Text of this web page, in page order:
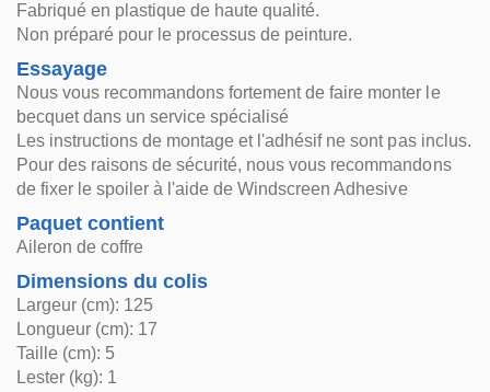
Fabriqué en plastique de haute qualité.
Non préparé pour le processus de peinture.
Essayage
Nous vous recommandons fortement de faire monter le
becquet dans un service spécialisé
Les instructions de montage et l'adhésif ne sont pas inclus.
Pour des raisons de sécurité, nous vous recommandons
de fixer le spoiler à l'aide de Windscreen Adhesive
Paquet contient
Aileron de coffre
Dimensions du colis
Largeur (cm): 125
Longueur (cm): 17
Taille (cm): 5
Lester (kg): 1